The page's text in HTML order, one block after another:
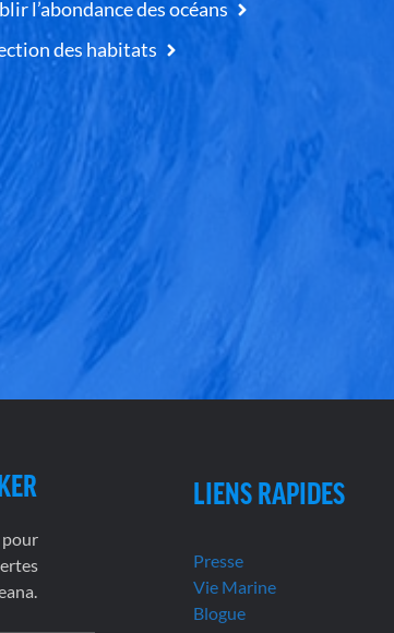
l’abondance des océans
des habitats
pour
LIENS RAPIDES
Presse
Vie Marine
Blogue